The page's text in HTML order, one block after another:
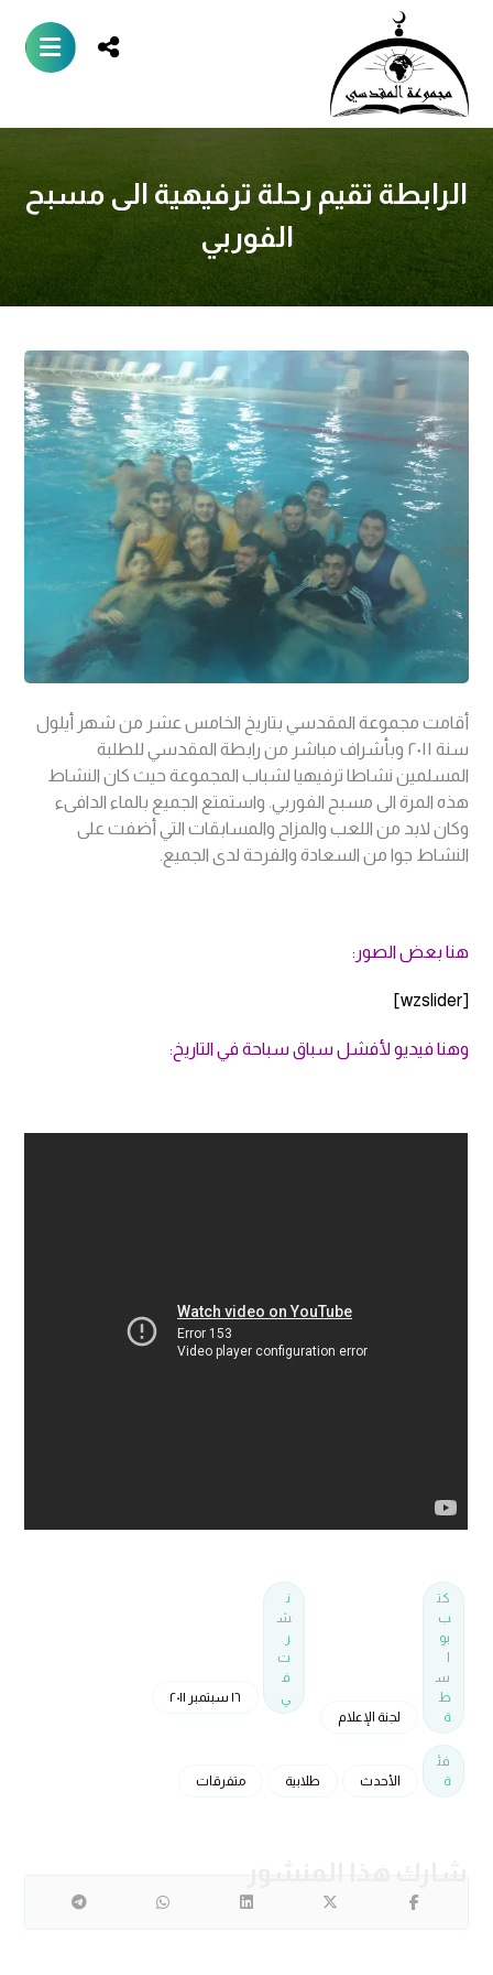
الرابطة تقيم رحلة ترفيهية الى مسبح
الفوربي
أقامت مجموعة المقدسي بتاريخ الخامس عشر من شهر أيلول
سنة ٢٠١١ وبأشراف مباشر من رابطة المقدسي للطلبة
المسلمين نشاطا ترفيهيا لشباب المجموعة حيث كان النشاط
هذه المرة الى مسبح الفوربي. واستمتع الجميع بالماء الدافىء
وكان لابد من اللعب والمزاح والمسابقات التي أضفت على
النشاط جوا من السعادة والفرحة لدى الجميع.
هنا بعض الصور:
[wzslider]
وهنا فيديو لأفشل سباق سباحة في التاريخ:
كت
ب
بو
س
ط
ة
لجنة الإعلام
ن
ش
ر
ت
ف
ي
١٦ سبتمبر ٢٠١١
فئ
ة
الأحدث طلابية متفرقات